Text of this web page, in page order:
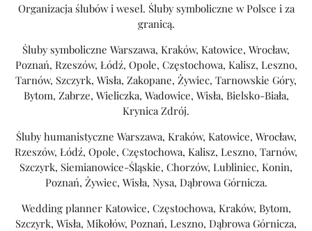
Organizacja ślubów i wesel. Śluby symboliczne w Polsce i za
granicą.
Śluby symboliczne Warszawa, Kraków, Katowice, Wrocław,
Poznań, Rzeszów, Łódź, Opole, Częstochowa, Kalisz, Leszno,
Tarnów, Szczyrk, Wisła, Zakopane, Żywiec, Tarnowskie Góry,
Bytom, Zabrze, Wieliczka, Wadowice, Wisła, Bielsko-Biała,
Krynica Zdrój.
Śluby humanistyczne Warszawa, Kraków, Katowice, Wrocław,
Rzeszów, Łódź, Opole, Częstochowa, Kalisz, Leszno, Tarnów,
Szczyrk, Siemianowice-Śląskie, Chorzów, Lubliniec, Konin,
Poznań, Żywiec, Wisła, Nysa, Dąbrowa Górnicza.
Wedding planner Katowice, Częstochowa, Kraków, Bytom,
Szczyrk, Wisła, Mikołów, Poznań, Leszno, Dąbrowa Górnicza,